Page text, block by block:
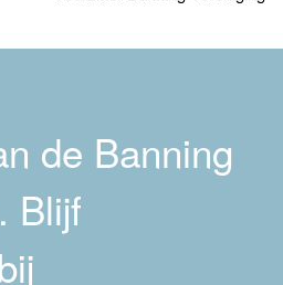
de Banning
Blijf